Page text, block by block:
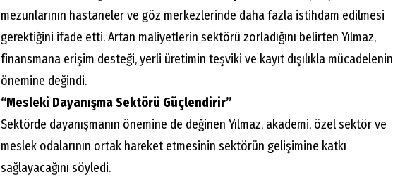
mezunlarının hastaneler ve göz merkezlerinde daha fazla istihdam edilmesi
gerektiğini ifade etti. Artan maliyetlerin sektörü zorladığını belirten Yılmaz,
finansmana erişim desteği, yerli üretimin teşviki ve kayıt dışılıkla mücadelenin
önemine değindi.
“Mesleki Dayanışma Sektörü Güçlendirir”
Sektörde dayanışmanın önemine de değinen Yılmaz, akademi, özel sektör ve
meslek odalarının ortak hareket etmesinin sektörün gelişimine katkı
sağlayacağını söyledi.